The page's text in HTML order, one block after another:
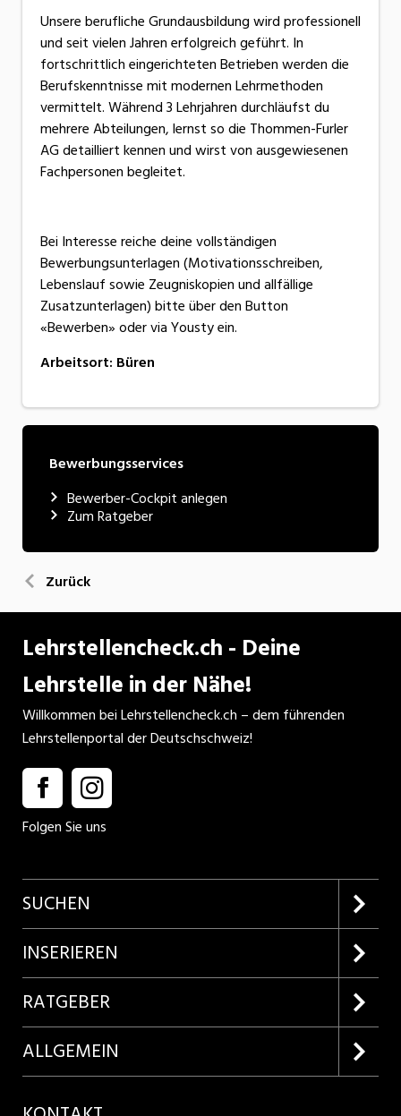
Unsere berufliche Grundausbildung wird professionell
und seit vielen Jahren erfolgreich geführt. In
fortschrittlich eingerichteten Betrieben werden die
Berufskenntnisse mit modernen Lehrmethoden
vermittelt. Während 3 Lehrjahren durchläufst du
mehrere Abteilungen, lernst so die Thommen-Furler
AG detailliert kennen und wirst von ausgewiesenen
Fachpersonen begleitet.
Bei Interesse reiche deine vollständigen
Bewerbungsunterlagen (Motivationsschreiben,
Lebenslauf sowie Zeugniskopien und allfällige
Zusatzunterlagen) bitte über den Button
«Bewerben» oder via Yousty ein.
Arbeitsort: Büren
Bewerbungsservices
Bewerber-Cockpit anlegen
Zum Ratgeber
Zurück
Lehrstellencheck.ch - Deine
Lehrstelle in der Nähe!
Willkommen bei Lehrstellencheck.ch – dem führenden
Lehrstellenportal der Deutschschweiz!
Folgen Sie uns
SUCHEN
Firmenprofile entdecken
Lehrstellen suchen
INSERIEREN
Kundenlogin
Inserieren
Produkte
RATGEBER
Lehrberufe entdecken
ALLGEMEIN